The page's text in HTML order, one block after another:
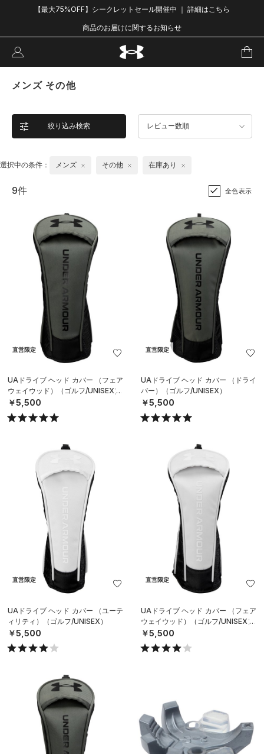
【最大75%OFF】シークレットセール開催中 ｜ 詳細はこちら
商品のお届けに関するお知らせ
メンズ その他
絞り込み検索 レビュー数順
選択中の条件： メンズ その他 在庫あり
9件 全色表示
直営限定
UAドライブ ヘッド カバー （フェア
ウェイウッド）（ゴルフ/UNISEX）
￥5,500
直営限定
UAドライブ ヘッド カバー （ドライ
バー）（ゴルフ/UNISEX）
￥5,500
直営限定
UAドライブ ヘッド カバー （ユーテ
ィリティ）（ゴルフ/UNISEX）
￥5,500
直営限定
UAドライブ ヘッド カバー （フェア
ウェイウッド）（ゴルフ/UNISEX）
￥5,500